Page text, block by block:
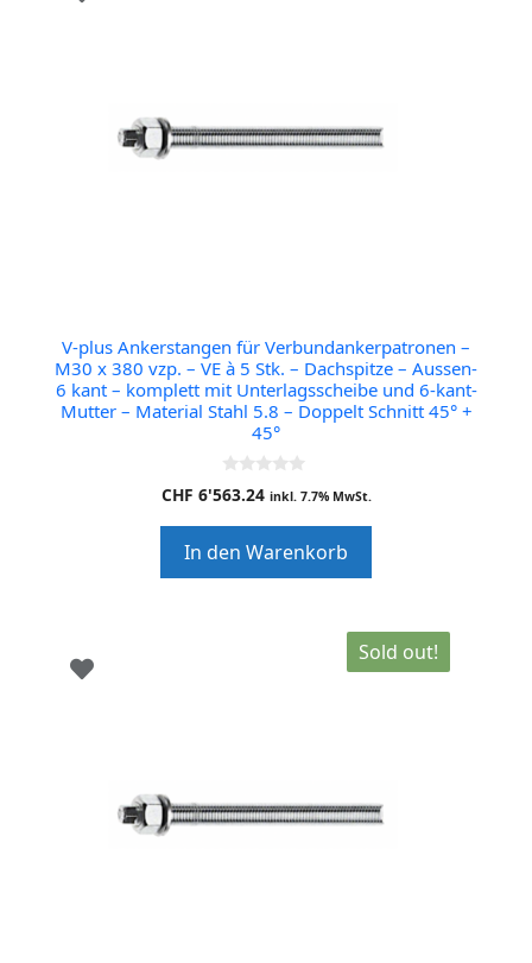
V-plus Ankerstangen für Verbundankerpatronen –
M30 x 380 vzp. – VE à 5 Stk. – Dachspitze – Aussen-
6 kant – komplett mit Unterlagsscheibe und 6-kant-
Mutter – Material Stahl 5.8 – Doppelt Schnitt 45° +
45°
0
o
o
f
5
CHF 6'563.24 inkl. 7.7% MwSt.
In den Warenkorb
Sold out!